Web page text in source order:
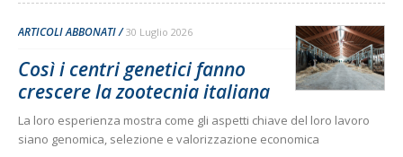
ARTICOLI ABBONATI 30 Luglio 2026
Così i centri genetici fanno
crescere la zootecnia italiana
La loro esperienza mostra come gli aspetti chiave del loro lavoro
siano genomica, selezione e valorizzazione economica